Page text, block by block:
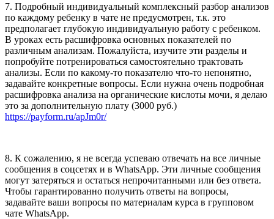
7. Подробный индивидуальный комплексный разбор анализов
по каждому ребенку в чате не предусмотрен, т.к. это
предполагает глубокую индивидуальную работу с ребенком.
В уроках есть расшифровка основных показателей по
различным анализам. Пожалуйста, изучите эти разделы и
попробуйте потренироваться самостоятельно трактовать
анализы. Если по какому-то показателю что-то непонятно,
задавайте конкретные вопросы. Если нужна очень подробная
расшифровка анализа на органические кислоты мочи, я делаю
это за дополнительную плату (3000 руб.)
https://payform.ru/apJm0r/
8. К сожалению, я не всегда успеваю отвечать на все личные
сообщения в соцсетях и в WhatsApp. Эти личные сообщения
могут затеряться и остаться непрочитанными или без ответа.
Чтобы гарантированно получить ответы на вопросы,
задавайте ваши вопросы по материалам курса в групповом
чате WhatsApp.